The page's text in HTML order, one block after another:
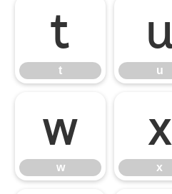
t
t u
w
w
x
x